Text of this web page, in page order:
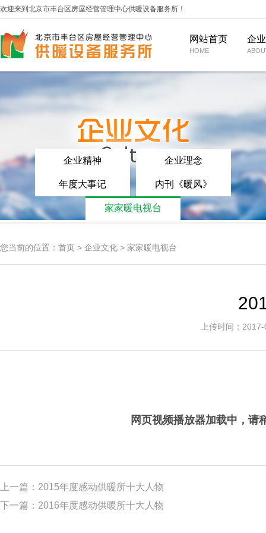
欢迎来到北京市丰台区房屋经营管理中心供暖设备服务所！
网站首页
HOME
企
业务范围 企业荣誉
通知公告 行业动态
绿色供热 数智供热
合作模式
报修服务 维修服务
客户名录
家家暖散热器 常见问题
企业精神
年度大事记
内刊《暖风》
企业精神 企业理念
年度大事记 内刊《暖风》
家家暖电视台
您当前的位置： 首页 > 企业文化 > 家家暖电视台
上传时间：
网页视频播放器加载中，请
上一篇： 2015年度感动供暖所十大人物
下一篇： 2016年度感动供暖所十大人物